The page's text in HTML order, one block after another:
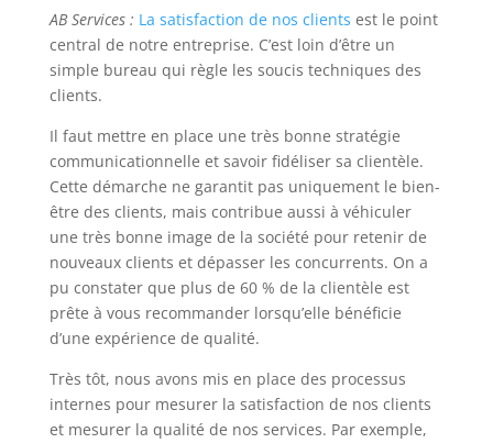
AB Services : La satisfaction de nos clients est le point
central de notre entreprise. C’est loin d’être un
simple bureau qui règle les soucis techniques des
clients.
Il faut mettre en place une très bonne stratégie
communicationnelle et savoir fidéliser sa clientèle.
Cette démarche ne garantit pas uniquement le bien-
être des clients, mais contribue aussi à véhiculer
une très bonne image de la société pour retenir de
nouveaux clients et dépasser les concurrents. On a
pu constater que plus de 60 % de la clientèle est
prête à vous recommander lorsqu’elle bénéficie
d’une expérience de qualité.
Très tôt, nous avons mis en place des processus
internes pour mesurer la satisfaction de nos clients
et mesurer la qualité de nos services. Par exemple,